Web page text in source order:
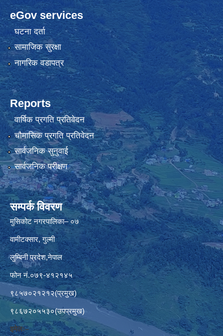
eGov services
घटना दर्ता
सामाजिक सुरक्षा
नागरिक वडापत्र
Reports
वार्षिक प्रगति प्रतिवेदन
चौमासिक प्रगति प्रतिवेदन
सार्वजनिक सुनुवाई
सार्वजनिक परीक्षण
सम्पर्क विवरण
मुसिकोट नगरपालिका– ०७
वामीटक्सार, गुल्मी
लुम्बिनी प्रदेश,नेपाल
फोन नं.०७९-४१२१४५
९८५७०२१२१२(प्रमुख)
९८६७२०५५३०(उपप्रमुख)
इमेलः–